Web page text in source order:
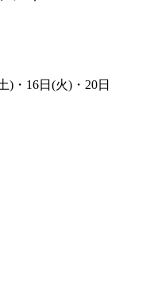
16日(火)・20日